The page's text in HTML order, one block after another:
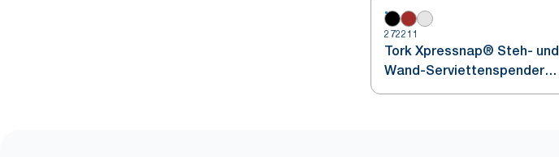
272211
Tork Xpressnap® Steh- und
Wand-Serviettenspender
Schwarz N4